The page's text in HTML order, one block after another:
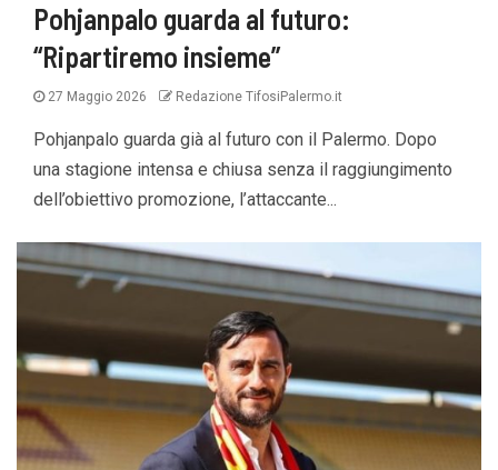
Pohjanpalo guarda al futuro:
“Ripartiremo insieme”
27 Maggio 2026 Redazione TifosiPalermo.it
Pohjanpalo guarda già al futuro con il Palermo. Dopo
una stagione intensa e chiusa senza il raggiungimento
dell’obiettivo promozione, l’attaccante...